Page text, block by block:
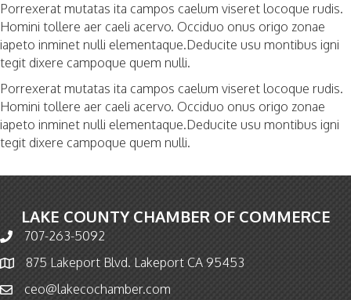
Porrexerat mutatas ita campos caelum viseret locoque rudis.
Homini tollere aer caeli acervo. Occiduo onus origo zonae
iapeto inminet nulli elementaque.Deducite usu montibus igni
tegit dixere campoque quem nulli.
Porrexerat mutatas ita campos caelum viseret locoque rudis.
Homini tollere aer caeli acervo. Occiduo onus origo zonae
iapeto inminet nulli elementaque.Deducite usu montibus igni
tegit dixere campoque quem nulli.
LAKE COUNTY CHAMBER OF COMMERCE
Phone icon and link
707-263-5092
Map icon875 Lakeport Blvd. Lakeport CA 95453
Email icon and link
ceo@lakecochamber.com